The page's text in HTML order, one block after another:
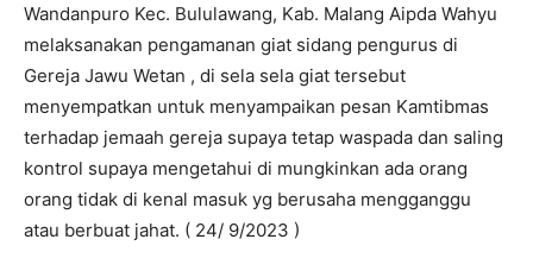
Wandanpuro Kec. Bululawang, Kab. Malang Aipda Wahyu
melaksanakan pengamanan giat sidang pengurus di
Gereja Jawu Wetan , di sela sela giat tersebut
menyempatkan untuk menyampaikan pesan Kamtibmas
terhadap jemaah gereja supaya tetap waspada dan saling
kontrol supaya mengetahui di mungkinkan ada orang
orang tidak di kenal masuk yg berusaha mengganggu
atau berbuat jahat. ( 24/ 9/2023 )